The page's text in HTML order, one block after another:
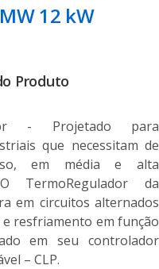
12 kW
Produto
- Projetado para
que necessitam de
em média e alta
TermoRegulador da
em circuitos alternados
resfriamento em função
em seu controlador
– CLP.